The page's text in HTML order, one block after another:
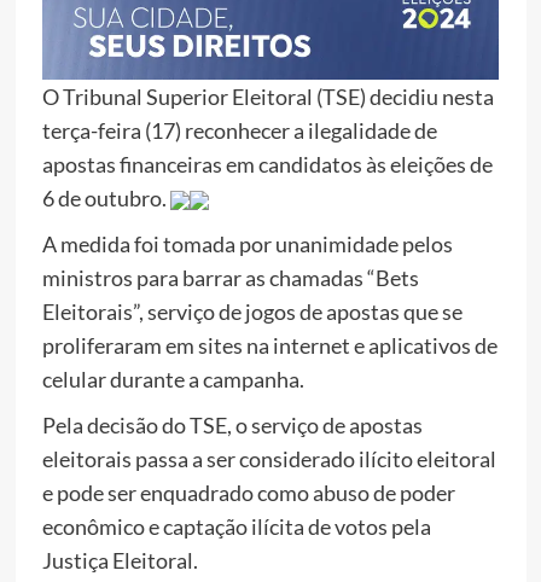
O Tribunal Superior Eleitoral (TSE) decidiu nesta
terça-feira (17) reconhecer a ilegalidade de
apostas financeiras em candidatos às eleições de
6 de outubro.
A medida foi tomada por unanimidade pelos
ministros para barrar as chamadas “Bets
Eleitorais”, serviço de jogos de apostas que se
proliferaram em sites na internet e aplicativos de
celular durante a campanha.
Pela decisão do TSE, o serviço de apostas
eleitorais passa a ser considerado ilícito eleitoral
e pode ser enquadrado como abuso de poder
econômico e captação ilícita de votos pela
Justiça Eleitoral.